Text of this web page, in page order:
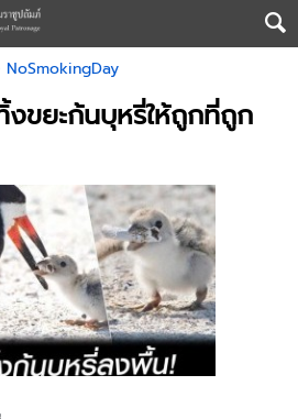
NoSmokingDay
ขยะก้นบุหรี่ให้ถูกที่ถูก